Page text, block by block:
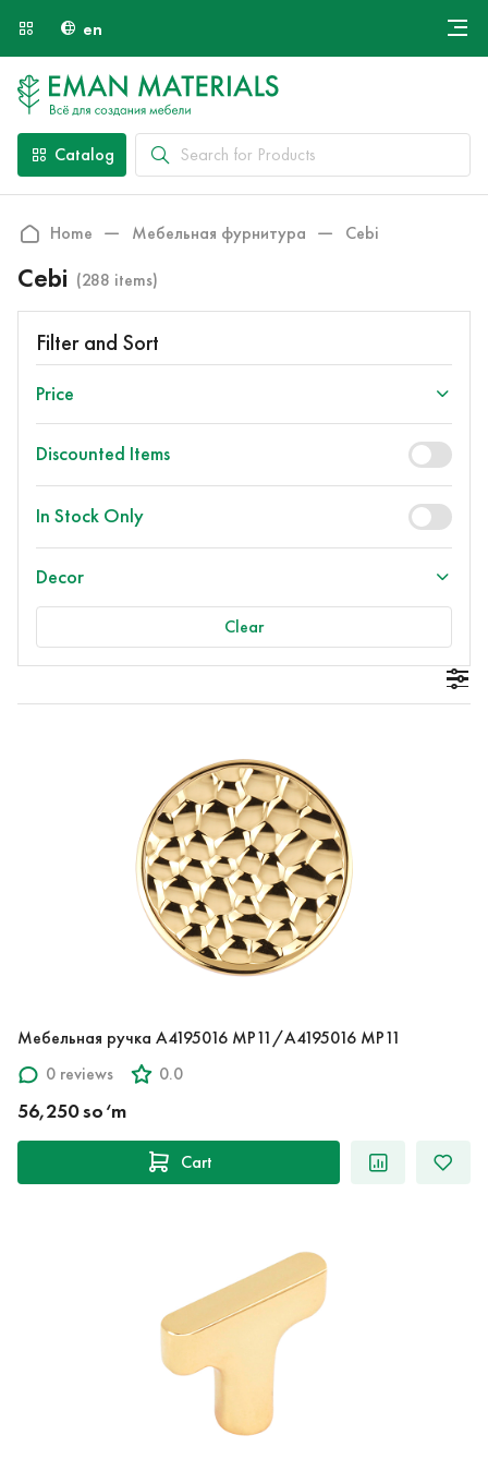
en
Payment and Delivery
Contacts
Catalog
Home Мебельная фурнитура Cebi
Cebi (288 items)
Filter and Sort
Price
Discounted Items
In Stock Only
Decor
Clear
Мебельная ручка A4195016 MP11/A4195016 MP11
0 reviews
0.0
56,250 so‘m
Cart